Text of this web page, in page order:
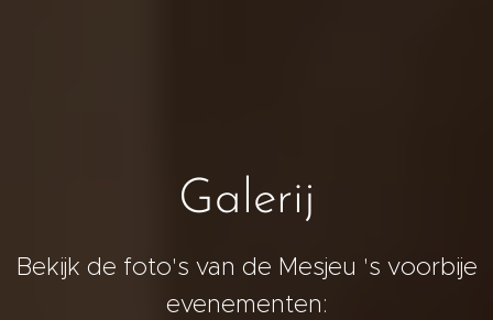
Galerij
Bekijk de foto's van de Mesjeu 's voorbije
evenementen: